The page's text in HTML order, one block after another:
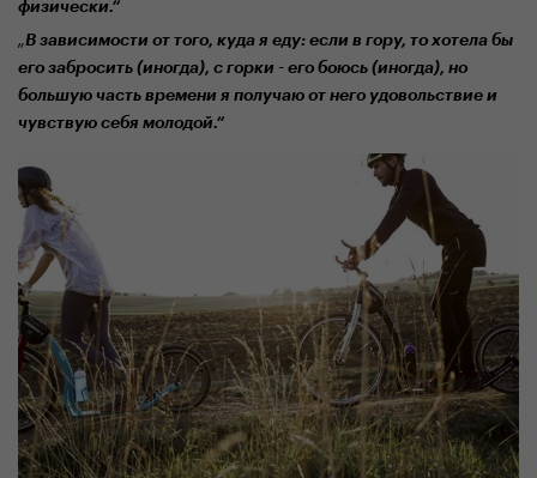
физически.“
„В зависимости от того, куда я еду: если в гору, то хотела бы
его забросить (иногда), с горки - его боюсь (иногда), но
большую часть времени я получаю от него удовольствие и
чувствую себя молодой.“